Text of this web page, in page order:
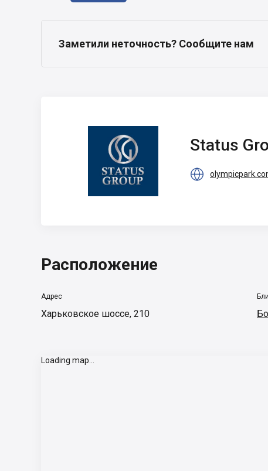
Заметили неточность? Сообщите нам
Status

Расположение
Адрес
Харьковское шоссе, 210
Loading map...